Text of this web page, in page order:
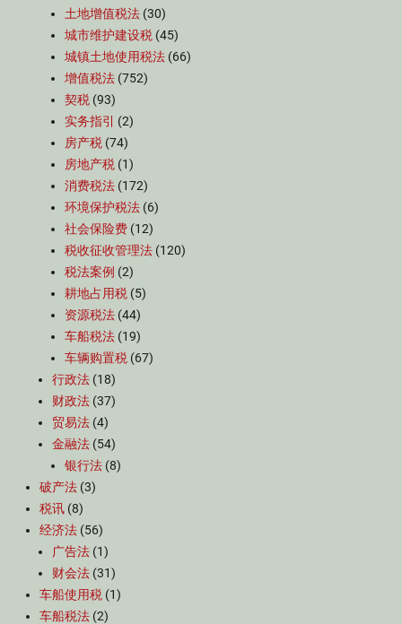
土地增值税法 (30)
城市维护建设税 (45)
城镇土地使用税法 (66)
增值税法 (752)
契税 (93)
实务指引
(2)
房产税 (74)
房地产税 (1)
消费税法 (172)
环境保护税法 (6)
社会保险费 (12)
税收征收管理法 (120)
税法案例 (2)
耕地占用税 (5)
资源税法 (44)
车船税法 (19)
车辆购置税 (67)
行政法 (18)
财政法 (37)
贸易法 (4)
金融法 (54)
银行法 (8)
破产法 (3)
税讯 (8)
经济法 (56)
广告法 (1)
财会法 (31)
车船使用税 (1)
车船税法 (2)